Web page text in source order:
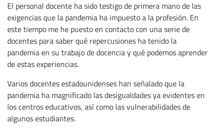
El personal docente ha sido testigo de primera mano de las
exigencias que la pandemia ha impuesto a la profesión. En
este tiempo me he puesto en contacto con una serie de
docentes para saber qué repercusiones ha tenido la
pandemia en su trabajo de docencia y qué podemos aprender
de estas experiencias.
Varios docentes estadounidenses han señalado que la
pandemia ha magnificado las desigualdades ya evidentes en
los centros educativos, así como las vulnerabilidades de
algunos estudiantes.